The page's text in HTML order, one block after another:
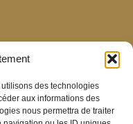
des technologies
aux informations des
nous permettra de traiter